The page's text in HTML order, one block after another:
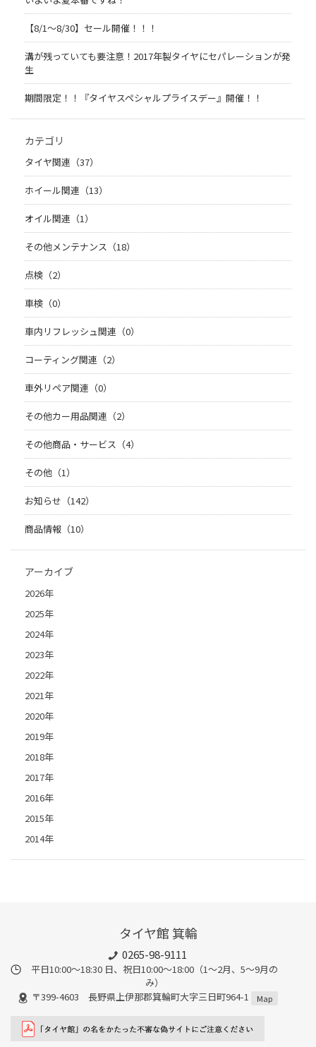
【8/1～8/30】セール開催！！！
溝が残っていても要注意！2017年製タイヤにセパレーションが発
生
期間限定！！『タイヤスペシャルプライスデー』開催！！
カテゴリ
タイヤ関連（37）
ホイール関連（13）
オイル関連（1）
その他メンテナンス（18）
点検（2）
車検（0）
車内リフレッシュ関連（0）
コーティング関連（2）
車外リペア関連（0）
その他カー用品関連（2）
その他商品・サービス（4）
その他（1）
お知らせ（142）
商品情報（10）
アーカイブ
2026年
2025年
2024年
2023年
2022年
2021年
2020年
2019年
2018年
2017年
2016年
2015年
2014年
タイヤ館 箕輪
0265-98-9111
平日10:00～18:30 日、祝日10:00～18:00（1～2月、5～9月の
み）
〒399-4603 長野県上伊那郡箕輪町大字三日町964-1
Map